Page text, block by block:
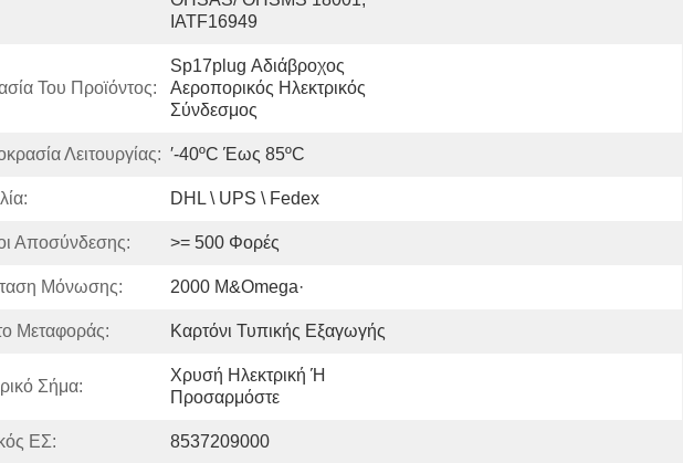
IATF16949
Του Προϊόντος:
Sp17plug Αδιάβροχος
Αεροπορικός Ηλεκτρικός
Σύνδεσμος
Λειτουργίας: ′-40ºC Έως 85ºC
DHL \ UPS \ Fedex
Αποσύνδεσης: >= 500 Φορές
Μόνωσης: 2000 M&Omega·
Μεταφοράς: Καρτόνι Τυπικής Εξαγωγής
Σήμα:
Χρυσή Ηλεκτρική Ή
Προσαρμόστε
ΕΣ: 8537209000